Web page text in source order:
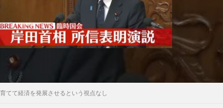
て経済を発展させるという視点なし